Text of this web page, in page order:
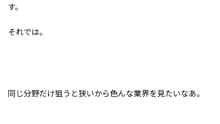
す。
それでは。
同じ分野だけ狙うと狭いから色んな業界を見たいなあ。